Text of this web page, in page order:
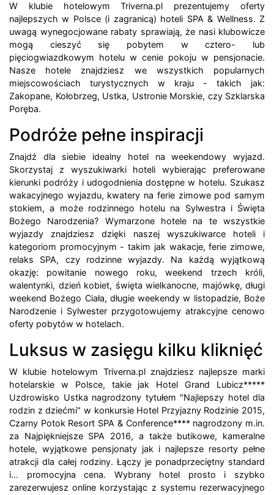
W klubie hotelowym Triverna.pl prezentujemy oferty
najlepszych w Polsce (i zagranicą) hoteli SPA & Wellness. Z
uwagą wynegocjowane rabaty sprawiają, że nasi klubowicze
mogą cieszyć się pobytem w cztero- lub
pięciogwiazdkowym hotelu w cenie pokoju w pensjonacie.
Nasze hotele znajdziesz we wszystkich popularnych
miejscowościach turystycznych w kraju - takich jak:
Zakopane, Kołobrzeg, Ustka, Ustronie Morskie, czy Szklarska
Poręba.
Podróże pełne inspiracji
Znajdź dla siebie idealny hotel na weekendowy wyjazd.
Skorzystaj z wyszukiwarki hoteli wybierając preferowane
kierunki podróży i udogodnienia dostępne w hotelu. Szukasz
wakacyjnego wyjazdu, kwatery na ferie zimowe pod samym
stokiem, a może rodzinnego hotelu na Sylwestra i Święta
Bożego Narodzenia? Wymarzone hotele na te wszystkie
wyjazdy znajdziesz dzięki naszej wyszukiwarce hoteli i
kategoriom promocyjnym - takim jak wakacje, ferie zimowe,
relaks SPA, czy rodzinne wyjazdy. Na każdą wyjątkową
okazję: powitanie nowego roku, weekend trzech króli,
walentynki, dzień kobiet, święta wielkanocne, majówkę, długi
weekend Bożego Ciała, długie weekendy w listopadzie, Boże
Narodzenie i Sylwester przygotowujemy atrakcyjne cenowo
oferty pobytów w hotelach.
Luksus w zasięgu kilku kliknięć
W klubie hotelowym Triverna.pl znajdziesz najlepsze marki
hotelarskie w Polsce, takie jak Hotel Grand Lubicz*****
Uzdrowisko Ustka nagrodzony tytułem "Najlepszy hotel dla
rodzin z dziećmi" w konkursie Hotel Przyjazny Rodzinie 2015,
Czarny Potok Resort SPA & Conference**** nagrodzony m.in.
za Najpiękniejsze SPA 2016, a także butikowe, kameralne
hotele, wyjątkowe pensjonaty jak i najlepsze resorty pełne
atrakcji dla całej rodziny. Łączy je ponadprzeciętny standard
i... promocyjna cena. Wybrany hotel prosto i szybko
zarezerwujesz online korzystając z systemu rezerwacyjnego